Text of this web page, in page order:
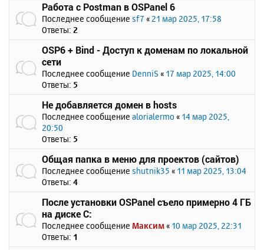
Работа с Postman в OSPanel 6
Последнее сообщение sf7 « 21 мар 2025, 17:58
Ответы: 2
OSP6 + Bind - Доступ к доменам по локальной
сети
Последнее сообщение DenniS « 17 мар 2025, 14:00
Ответы: 5
Не добавляется домен в hosts
Последнее сообщение alorialermo « 14 мар 2025,
20:50
Ответы: 5
Общая папка в меню для проектов (сайтов)
Последнее сообщение shutnik35 « 11 мар 2025, 13:04
Ответы: 4
После установки OSPanel съело примерно 4 ГБ
на диске C:
Последнее сообщение Максим « 10 мар 2025, 22:31
Ответы: 1